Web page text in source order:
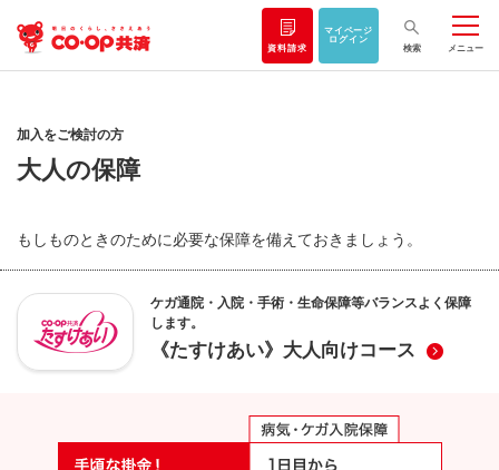
資料請求
マイページ
ログイン
検索
メニュー
加入をご検討の方
大人の保障
もしものときのために必要な保障を備えておきましょう。
ケガ通院・入院・手術・生命保障等バランスよく保障
します。
《たすけあい》大人向けコース